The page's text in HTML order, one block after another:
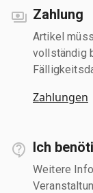
Zahlung
Artikel
vollständig
Zahlungen
Ich
Weitere